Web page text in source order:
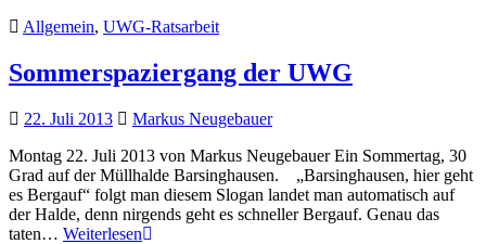
Allgemein, UWG-Ratsarbeit
Sommerspaziergang der UWG
22. Juli 2013
Markus Neugebauer
Montag 22. Juli 2013 von Markus Neugebauer Ein Sommertag, 30
Grad auf der Müllhalde Barsinghausen. „Barsinghausen, hier geht
es Bergauf“ folgt man diesem Slogan landet man automatisch auf
der Halde, denn nirgends geht es schneller Bergauf. Genau das
taten… WeiterlesenSommerspaziergang